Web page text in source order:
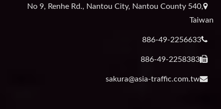
No 9, Renhe Rd., Nantou City, Nantou County 540,
Taiwan
886-49-2256633
886-49-2258383
sakura@asia-traffic.com.tw